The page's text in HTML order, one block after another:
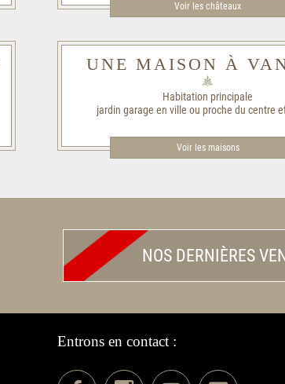
Voir les châteaux
UNE MAISON À
Habitation principale
jardin garage en ville ou proche du centre
Voir les maisons
NOS DERNIÈRES
Entrons en contact :